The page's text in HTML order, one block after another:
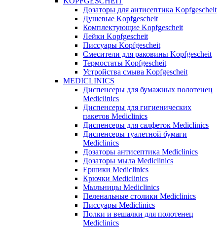
Дозаторы для антисептика Kopfgescheit
Душевые Kopfgescheit
Комплектующие Kopfgescheit
Лейки Kopfgescheit
Писсуары Kopfgescheit
Смесители для раковины Kopfgescheit
Термостаты Kopfgescheit
Устройства смыва Kopfgescheit
MEDICLINICS
Диспенсеры для бумажных полотенец
Mediclinics
Диспенсеры для гигиенических
пакетов Mediclinics
Диспенсеры для салфеток Mediclinics
Диспенсеры туалетной бумаги
Mediclinics
Дозаторы антисептика Mediclinics
Дозаторы мыла Mediclinics
Ершики Mediclinics
Крючки Mediclinics
Мыльницы Mediclinics
Пеленальные столики Mediclinics
Писсуары Mediclinics
Полки и вешалки для полотенец
Mediclinics